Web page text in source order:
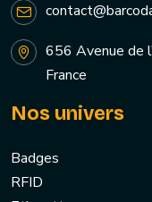
656 Avenue de
France
Nos univers
Badges
RFID